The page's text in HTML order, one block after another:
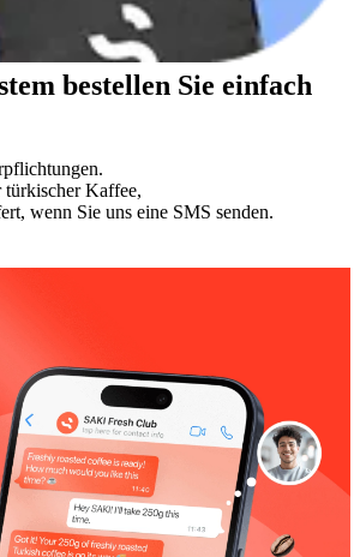
bestellen Sie einfach
türkischer Kaffee,
wenn Sie uns eine SMS senden.